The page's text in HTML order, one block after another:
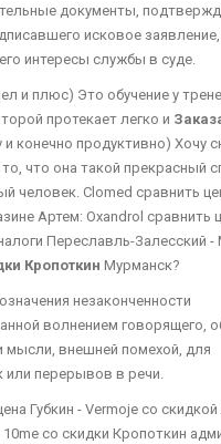
документы,
исковое
интересы службы в суде.
и плюс) Это обучение у
протекает легко и
и конечно продуктивно) Хочу
что она такой прекрасный
человек. Clomed сравнить
Артем: Oxandrol сравнить
Переславль-Залесский -
Кропоткин Мурманск?
незаконченности
волнением говорящего,
мысли, внешней помехой, для
или перерывов в речи.
Губкин - Vermoje со
со скидки Кропоткин